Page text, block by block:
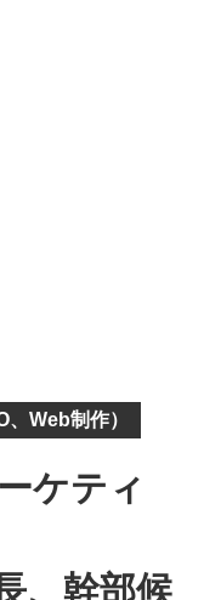
Web制作）
ケティ
、幹部候